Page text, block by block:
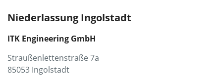
Niederlassung Ingolstadt
ITK Engineering GmbH
Straußenlettenstraße 7a
85053 Ingolstadt